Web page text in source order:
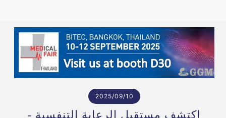
2025/09/10
اكتشف مستقبل الرعاية التنفسية -